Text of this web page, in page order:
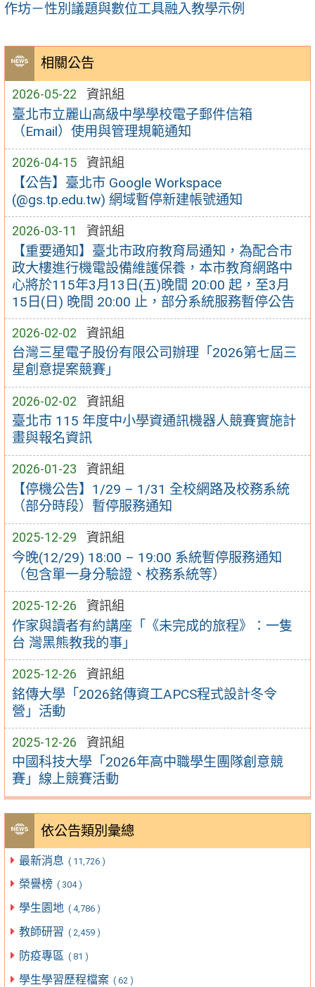
相關公告
2026-05-22 資訊組
臺北市立麗山高級中學學校電子郵件信箱
（Email）使用與管理規範通知
2026-04-15 資訊組
【公告】臺北市 Google Workspace
(@gs.tp.edu.tw) 網域暫停新建帳號通知
2026-03-11 資訊組
【重要通知】臺北市政府教育局通知，為配合市
政大樓進行機電設備維護保養，本市教育網路中
心將於115年3月13日(五)晚間 20:00 起，至3月
15日(日) 晚間 20:00 止，部分系統服務暫停公告
2026-02-02 資訊組
台灣三星電子股份有限公司辦理「2026第七屆三
星創意提案競賽」
2026-02-02 資訊組
臺北市 115 年度中小學資通訊機器人競賽實施計
畫與報名資訊
2026-01-23 資訊組
【停機公告】1/29 – 1/31 全校網路及校務系統
（部分時段）暫停服務通知
2025-12-29 資訊組
今晚(12/29) 18:00 – 19:00 系統暫停服務通知
（包含單一身分驗證、校務系統等）
2025-12-26 資訊組
作家與讀者有約講座「《未完成的旅程》：一隻
台 灣黑熊教我的事」
2025-12-26 資訊組
銘傳大學「2026銘傳資工APCS程式設計冬令
營」活動
2025-12-26 資訊組
中國科技大學「2026年高中職學生團隊創意競
賽」線上競賽活動
依公告類別彙總
最新消息 ( 11,726 )
榮譽榜 ( 304 )
學生園地 ( 4,786 )
教師研習 ( 2,459 )
防疫專區 ( 81 )
學生學習歷程檔案 ( 62 )
作坊－性別議題與數位工具融入教學示例